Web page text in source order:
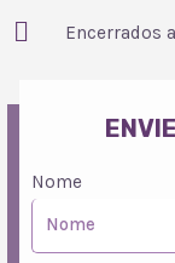
Encerrados
Nome